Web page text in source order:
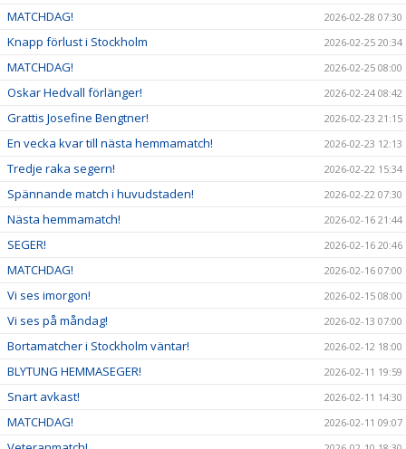
MATCHDAG! 2026-02-28 07:30
Knapp förlust i Stockholm 2026-02-25 20:34
MATCHDAG! 2026-02-25 08:00
Oskar Hedvall förlänger! 2026-02-24 08:42
Grattis Josefine Bengtner! 2026-02-23 21:15
En vecka kvar till nästa hemmamatch! 2026-02-23 12:13
Tredje raka segern! 2026-02-22 15:34
Spännande match i huvudstaden! 2026-02-22 07:30
Nästa hemmamatch! 2026-02-16 21:44
SEGER! 2026-02-16 20:46
MATCHDAG! 2026-02-16 07:00
Vi ses imorgon! 2026-02-15 08:00
Vi ses på måndag! 2026-02-13 07:00
Bortamatcher i Stockholm väntar! 2026-02-12 18:00
BLYTUNG HEMMASEGER! 2026-02-11 19:59
Snart avkast! 2026-02-11 14:30
MATCHDAG! 2026-02-11 09:07